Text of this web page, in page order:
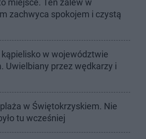
miejsce. Ten zalew w
zachwyca spokojem i czystą
w województwie
Uwielbiany przez wędkarzy i
w Świętokrzyskiem. Nie
tu wcześniej